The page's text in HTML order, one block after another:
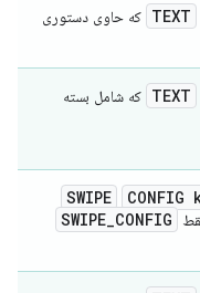
TEXT که حاوی دستوری
TEXT که شامل بسته
SWIPE CONFIG
SWIPE_CONFIG